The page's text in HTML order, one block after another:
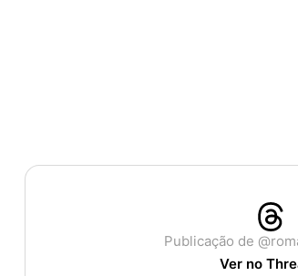
Publicação de
Ver no